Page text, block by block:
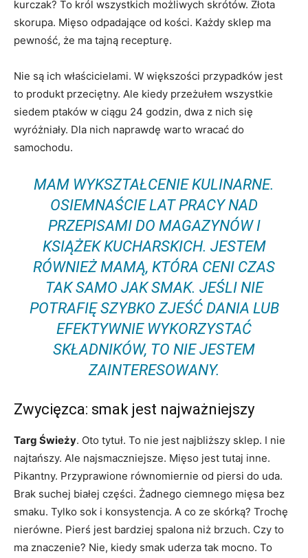
kurczak? To król wszystkich możliwych skrótów. Złota
skorupa. Mięso odpadające od kości. Każdy sklep ma
pewność, że ma tajną recepturę.
Nie są ich właścicielami. W większości przypadków jest
to produkt przeciętny. Ale kiedy przeżułem wszystkie
siedem ptaków w ciągu 24 godzin, dwa z nich się
wyróżniały. Dla nich naprawdę warto wracać do
samochodu.
MAM WYKSZTAŁCENIE KULINARNE.
OSIEMNAŚCIE LAT PRACY NAD
PRZEPISAMI DO MAGAZYNÓW I
KSIĄŻEK KUCHARSKICH. JESTEM
RÓWNIEŻ MAMĄ, KTÓRA CENI CZAS
TAK SAMO JAK SMAK. JEŚLI NIE
POTRAFIĘ SZYBKO ZJEŚĆ DANIA LUB
EFEKTYWNIE WYKORZYSTAĆ
SKŁADNIKÓW, TO NIE JESTEM
ZAINTERESOWANY.
Zwycięzca: smak jest najważniejszy
Targ Świeży. Oto tytuł. To nie jest najbliższy sklep. I nie
najtańszy. Ale najsmaczniejsze. Mięso jest tutaj inne.
Pikantny. Przyprawione równomiernie od piersi do uda.
Brak suchej białej części. Żadnego ciemnego mięsa bez
smaku. Tylko sok i konsystencja. A co ze skórką? Trochę
nierówne. Pierś jest bardziej spalona niż brzuch. Czy to
ma znaczenie? Nie, kiedy smak uderza tak mocno. To